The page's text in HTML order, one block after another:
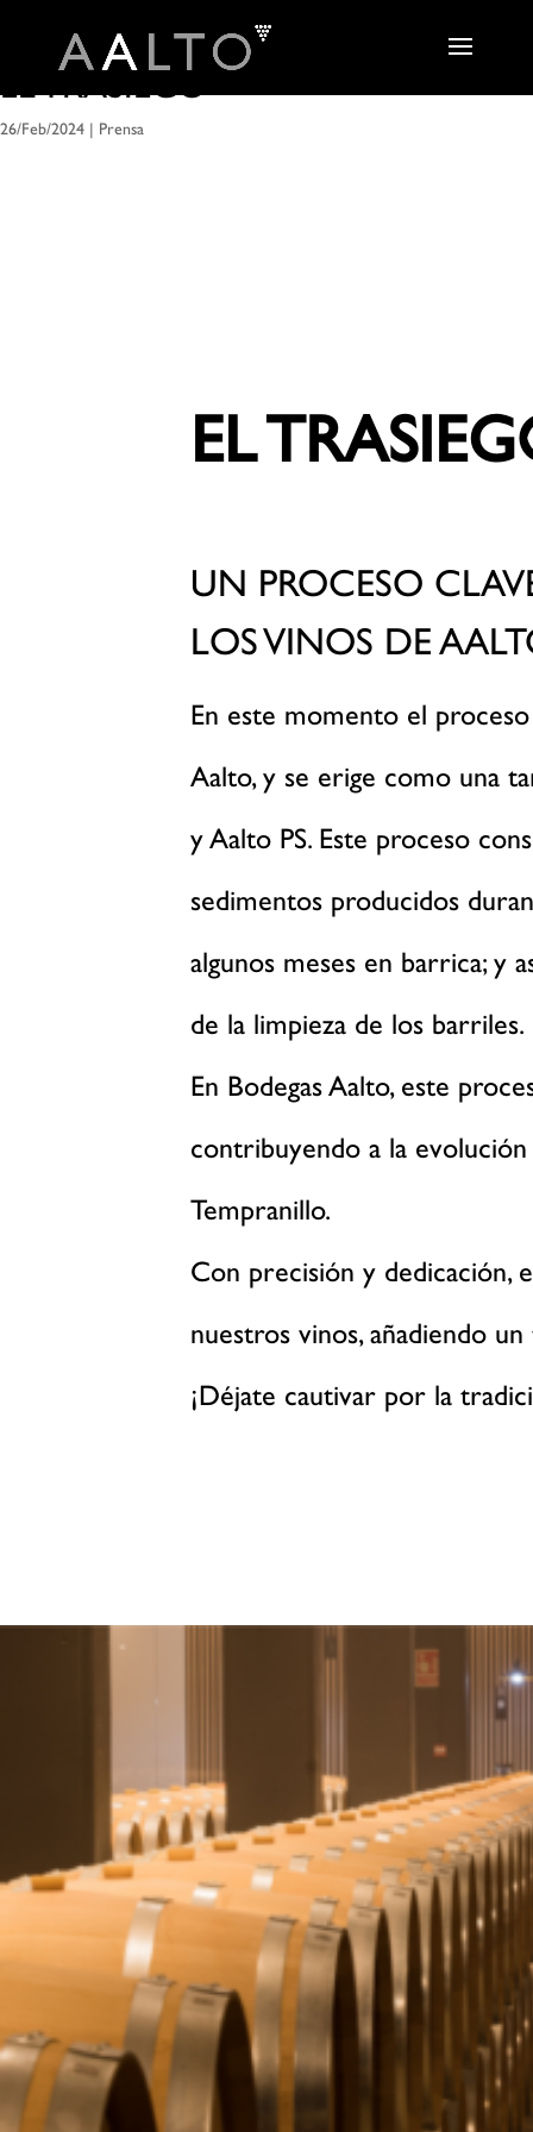
EL TRASIEGO
26/Feb/2024 Prensa
EL
UN PROCESO
LOS VINOS DE
En este momento el
Aalto, y se erige como una
y Aalto PS. Este proceso
sedimentos producidos
algunos meses en barrica; y
de la limpieza de los barriles.
En Bodegas Aalto, este
contribuyendo a la
Tempranillo.
Con precisión y dedicación,
nuestros vinos, añadiendo
¡Déjate cautivar por la